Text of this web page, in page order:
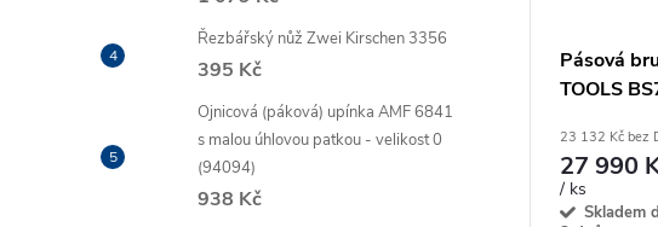
Řezbářský nůž Zwei Kirschen 3356
395 Kč
Ojnicová (páková) upínka AMF 6841
s malou úhlovou patkou - velikost 0
(94094)
938 Kč
Pásová
TOOLS
23 132 Kč bez
27 990
/ ks
Skladem